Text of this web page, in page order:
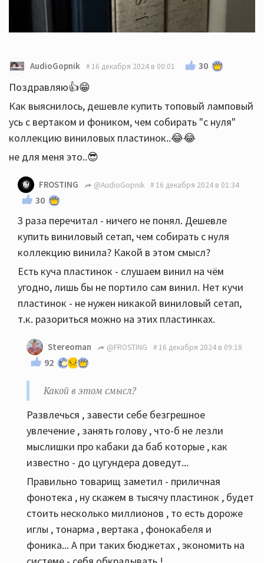
AudioGopnik 16 декабря 2024 в 00:01 30
Поздравляю👍😁
Как выяснилось, дешевле купить топовый ламповый
усь с вертаком и фоником, чем собирать "с нуля"
коллекцию виниловых пластинок..😂😂
не для меня это..😎
FROSTING @AudioGopnik 16 декабря 2024 в 01:34
30
3 раза перечитал - ничего не понял. Дешевле
купить виниловый сетап, чем собирать с нуля
коллекцию винила? Какой в этом смысл?
Есть куча пластинок - слушаем винил на чём
угодно, лишь бы не портило сам винил. Нет кучи
пластинок - не нужен никакой виниловый сетап,
т.к. разориться можно на этих пластинках.
Stereoman @FROSTING 16 декабря 2024 в 09:18
92
Какой в этом смысл?
Развлечься , завести себе безгрешное
увлечение , занять голову , что-б не лезли
мыслишки про кабаки да баб которые , как
известно - до цугундера доведут...
Правильно товарищ заметил - приличная
фонотека , ну скажем в тысячу пластинок , будет
стоить несколько миллионов , то есть дороже
иглы , тонарма , вертака , фонокабеля и
фоника... А при таких бюджетах , экономить на